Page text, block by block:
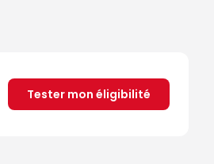
Tester mon éligibilité